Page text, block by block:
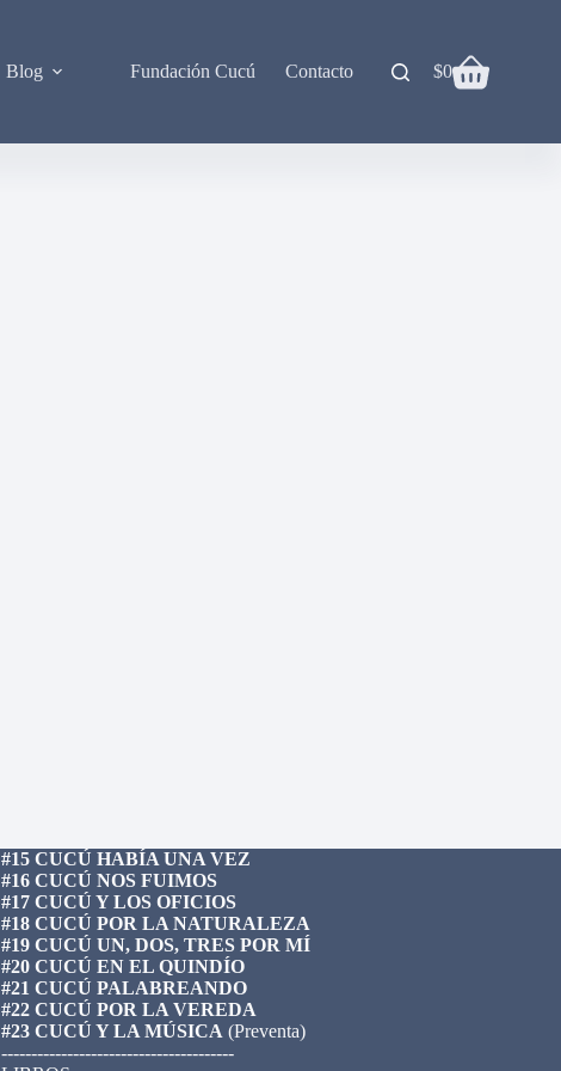
Blog Fundación Cucú Contacto
Carro
$0
#15 CUCÚ HABÍA UNA VEZ
#16 CUCÚ NOS FUIMOS
#17 CUCÚ Y LOS OFICIOS
#18 CUCÚ POR LA NATURALEZA
#19 CUCÚ UN, DOS, TRES POR MÍ
#20 CUCÚ EN EL QUINDÍO
#21 CUCÚ PALABREANDO
#22 CUCÚ POR LA VEREDA
#23 CUCÚ Y LA MÚSICA (Preventa)
---------------------------------------